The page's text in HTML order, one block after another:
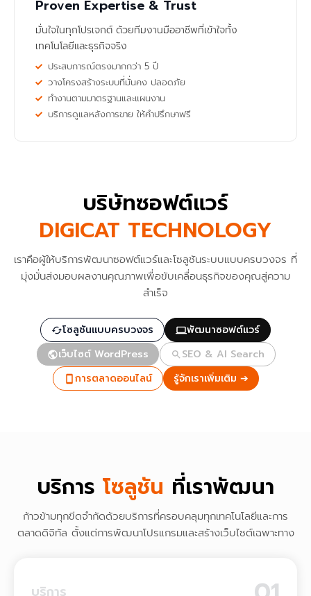
Proven Expertise & Trust
มั่นใจในทุกโปรเจกต์ ด้วยทีมงานมืออาชีพที่เข้าใจทั้ง
เทคโนโลยีและธุรกิจจริง
ประสบการณ์ตรงมากกว่า 5 ปี
วางโครงสร้างระบบที่มั่นคง ปลอดภัย
ทำงานตามมาตรฐานและแผนงาน
บริการดูแลหลังการขาย ให้คำปรึกษาฟรี
บริษัทซอฟต์แวร์
DIGICAT TECHNOLOGY
เราคือผู้ให้บริการพัฒนาซอฟต์แวร์และโซลูชันระบบแบบครบวงจร ที่
มุ่งมั่นส่งมอบผลงานคุณภาพเพื่อขับเคลื่อนธุรกิจของคุณสู่ความ
สำเร็จ
โซลูชันแบบครบวงจร
พัฒนาซอฟต์แวร์
เว็บไซต์ WordPress
SEO & AI Search
การตลาดออนไลน์
รู้จักเราเพิ่มเติม ➔
บริการ โซลูชัน ที่เราพัฒนา
ก้าวข้ามทุกขีดจำกัดด้วยบริการที่ครอบคลุมทุกเทคโนโลยีและการ
ตลาดดิจิทัล ตั้งแต่การพัฒนาโปรแกรมและสร้างเว็บไซต์เฉพาะทาง
บริการ